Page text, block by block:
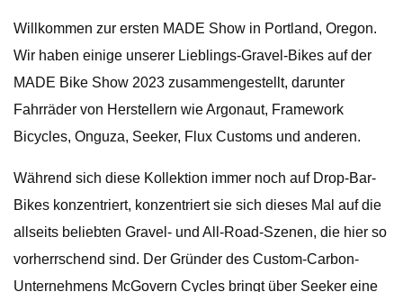
Willkommen zur ersten MADE Show in Portland, Oregon.
Wir haben einige unserer Lieblings-Gravel-Bikes auf der
MADE Bike Show 2023 zusammengestellt, darunter
Fahrräder von Herstellern wie Argonaut, Framework
Bicycles, Onguza, Seeker, Flux Customs und anderen.
Während sich diese Kollektion immer noch auf Drop-Bar-
Bikes konzentriert, konzentriert sie sich dieses Mal auf die
allseits beliebten Gravel- und All-Road-Szenen, die hier so
vorherrschend sind. Der Gründer des Custom-Carbon-
Unternehmens McGovern Cycles bringt über Seeker eine